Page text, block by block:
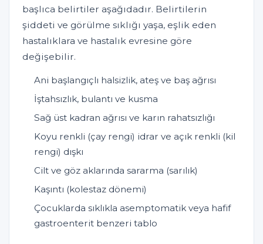
başlıca belirtiler aşağıdadır. Belirtilerin
şiddeti ve görülme sıklığı yaşa, eşlik eden
hastalıklara ve hastalık evresine göre
değişebilir.
Ani başlangıçlı halsizlik, ateş ve baş ağrısı
İştahsızlık, bulantı ve kusma
Sağ üst kadran ağrısı ve karın rahatsızlığı
Koyu renkli (çay rengi) idrar ve açık renkli (kil
rengi) dışkı
Cilt ve göz aklarında sararma (sarılık)
Kaşıntı (kolestaz dönemi)
Çocuklarda sıklıkla asemptomatik veya hafif
gastroenterit benzeri tablo